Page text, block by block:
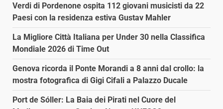
Verdi di Pordenone ospita 112 giovani musicisti da 22
Paesi con la residenza estiva Gustav Mahler
La Migliore Città Italiana per Under 30 nella Classifica
Mondiale 2026 di Time Out
Genova ricorda il Ponte Morandi a 8 anni dal crollo: la
mostra fotografica di Gigi Cifali a Palazzo Ducale
Port de Sóller: La Baia dei Pirati nel Cuore del